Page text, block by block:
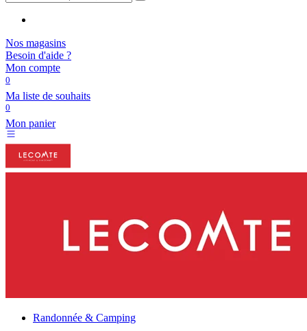
Nos magasins
Besoin d'aide ?
Mon compte
0
Ma liste de souhaits
0
Mon panier
Randonnée & Camping